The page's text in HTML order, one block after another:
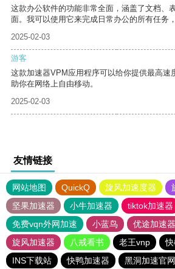
这款办公软件的功能非常全面，涵盖了文档、
面。我可以使用它来完成日常办公的所有任务
2025-02-03
游客
这款加速器VPM应用程序可以给你提供最高速
助你在网络上自由移动。
2025-02-03
友情链接
网站地图 QuickQ 旋风加速度器
坚果加速器
小牛加速器 tiktok加速器
免费vqn外网加速
小蓝鸟 优途加速
旋风加速器
八戒看书 老王vnp
INS下载站
快鸭加速器 黑洞加速官网